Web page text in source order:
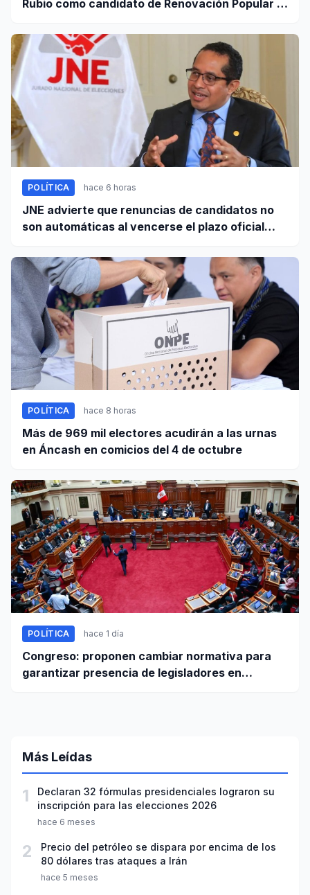
Rubio como candidato de Renovación Popular a
POLÍTICA hace 6 horas
JNE advierte que renuncias de candidatos no
son automáticas al vencerse el plazo oficial
POLÍTICA hace 8 horas
Más de 969 mil electores acudirán a las urnas
en Áncash en comicios del 4 de octubre
POLÍTICA hace 1 día
Congreso: proponen cambiar normativa para
garantizar presencia de legisladores en
Más Leídas
1
Declaran 32 fórmulas presidenciales lograron su
inscripción para las elecciones 2026
hace 6 meses
2
Precio del petróleo se dispara por encima de los
80 dólares tras ataques a Irán
hace 5 meses